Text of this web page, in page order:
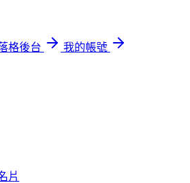
格後台
我的帳號
片